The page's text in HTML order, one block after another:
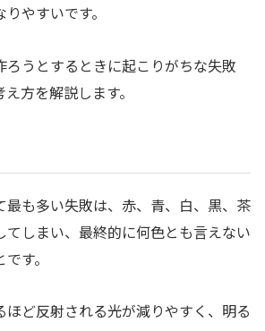
やすいです。
ろうとするときに起こりがちな失敗
方を解説します。
最も多い失敗は、赤、青、白、黒、茶
てしまい、最終的に何色とも言えない
す。
ど反射される光が減りやすく、明る